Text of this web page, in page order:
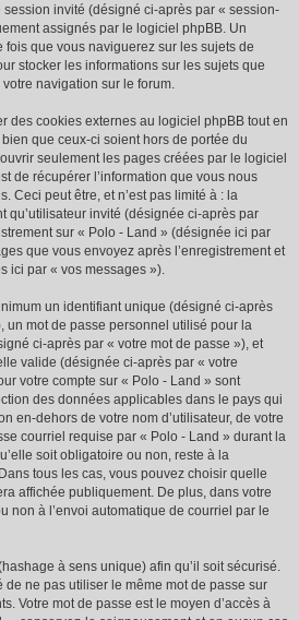
invité (désigné ci-après par « session-
assignés par le logiciel phpBB. Un
que vous naviguerez sur les sujets de
stocker les informations sur les sujets que
navigation sur le forum.
des cookies externes au logiciel phpBB tout en
que ceux-ci soient hors de portée du
seulement les pages créées par le logiciel
de récupérer l’information que vous nous
Ceci peut être, et n’est pas limité à : la
qu’utilisateur invité (désignée ci-après par
sur « Polo - Land » (désignée ici par
que vous envoyez après l’enregistrement et
ici par « vos messages »).
un identifiant unique (désigné ci-après
un mot de passe personnel utilisé pour la
ci-après par « votre mot de passe »), et
valide (désignée ci-après par « votre
votre compte sur « Polo - Land » sont
des données applicables dans le pays qui
en-dehors de votre nom d’utilisateur, de votre
courriel requise par « Polo - Land » durant la
soit obligatoire ou non, reste à la
tous les cas, vous pouvez choisir quelle
affichée publiquement. De plus, dans votre
non à l’envoi automatique de courriel par le
à sens unique) afin qu’il soit sécurisé.
ne pas utiliser le même mot de passe sur
Votre mot de passe est le moyen d’accès à